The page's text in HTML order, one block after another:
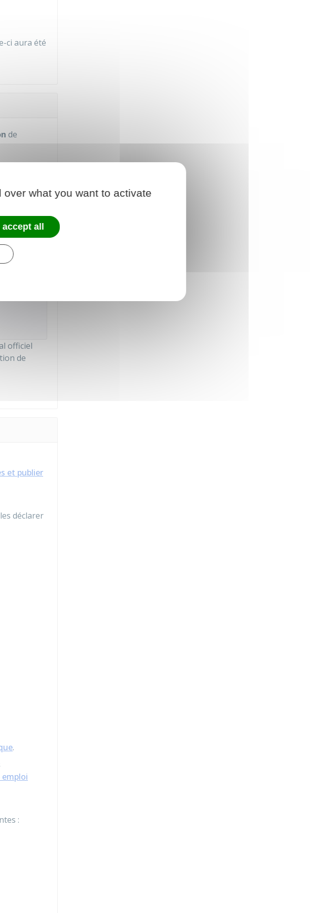
ci aura été
de
officiel
de
et publier
déclarer
.
emploi
:
what you want to activate
all